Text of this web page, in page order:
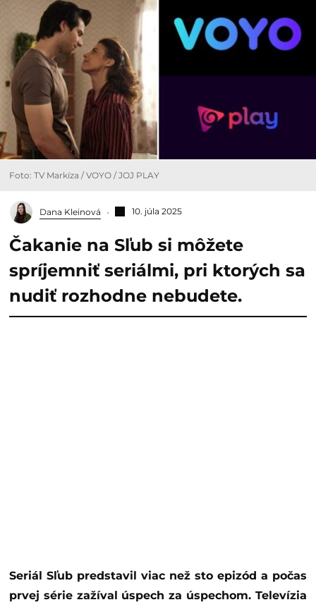
Foto: TV Markíza / VOYO / JOJ PLAY
Dana Kleinová 10. júla 2025
Čakanie na Sľub si môžete
spríjemniť seriálmi, pri ktorých sa
nudiť rozhodne nebudete.
Seriál Sľub predstavil viac než sto epizód a počas
prvej série zažíval úspech za úspechom. Televízia